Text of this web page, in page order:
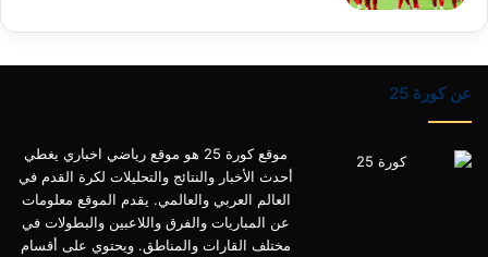
عن كورة 25
موقع كورة 25 هو موقع رياضي اخباري يغطي
أحدث الأخبار والنتائج والتحليلات لكرة القدم في
العالم العربي والعالمي. يقدم الموقع معلومات
عن المباريات والفرق واللاعبين والبطولات في
مختلف القارات والمناطق. ويحتوي على أقسام